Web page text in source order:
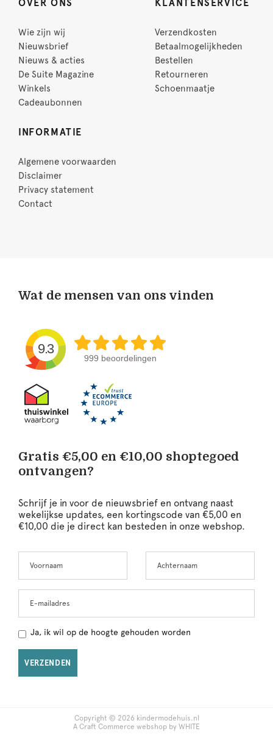
OVER ONS
Wie zijn wij
Nieuwsbrief
Nieuws & acties
De Suite Magazine
Winkels
Cadeaubonnen
KLANTENSERVICE
Verzendkosten
Betaalmogelijkheden
Bestellen
Retourneren
Schoenmaatje
INFORMATIE
Algemene voorwaarden
Disclaimer
Privacy statement
Contact
Wat de mensen van ons vinden
9.3
999 beoordelingen
Gratis €5,00 en €10,00 shoptegoed
ontvangen?
Schrijf je in voor de nieuwsbrief en ontvang naast
wekelijkse updates, een kortingscode van €5,00 en
€10,00 die je direct kan besteden in onze webshop.
this
Ja, ik wil op de hoogte gehouden worden
VERZENDEN
Copyright © 2026 kindermodehuis.nl
A Craft Commerce webshop by WHITE